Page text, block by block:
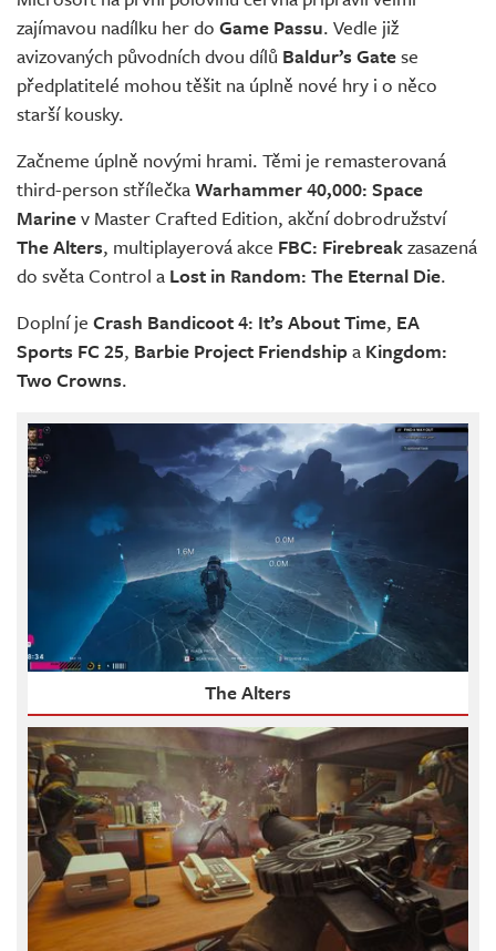
Živě
zajímavou nadílku her do Game Passu. Vedle již
avizovaných původních dvou dílů Baldur’s Gatese
předplatitelé mohou těšit na úplně nové hry i o něco
starší kousky.
Začneme úplně novými hrami. Těmi je remasterovaná
third-person střílečkaWarhammer 40,000: Space
Marinev Master Crafted Edition, akční dobrodružství
The Alters, multiplayerová akce FBC: Firebreakzasazená
do světa Control a Lost in Random: The Eternal Die.
Doplní je Crash Bandicoot 4: It’s About Time, EA
Sports FC 25, Barbie Project Friendshipa Kingdom:
Two Crowns.
The Alters